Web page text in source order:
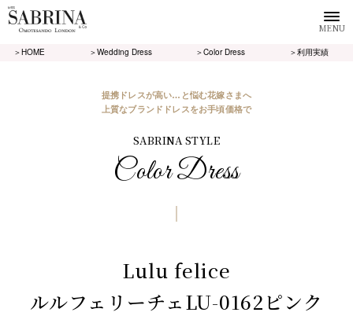
MENU
＞HOME ＞Wedding Dress ＞Color Dress ＞利用実績
提携ドレスが高い…と悩む花嫁さまへ
上質なブランドドレスをお手頃価格で
SABRINA STYLE
Color Dress
Lulu felice
ルルフェリーチェLU-0162ピンク